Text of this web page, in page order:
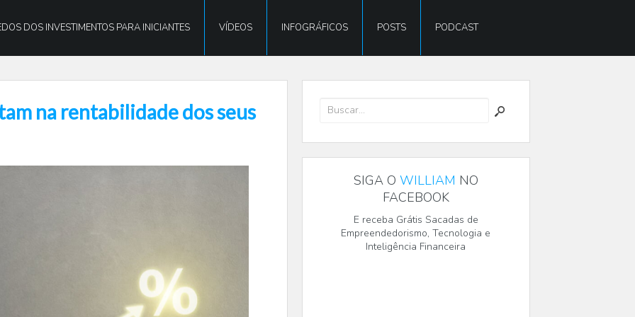
DOS INVESTIMENTOS PARA INICIANTES VÍDEOS INFOGRÁFICOS POSTS PODCAST
na rentabilidade dos seus
SIGA O WILLIAM NO
FACEBOOK
E receba Grátis Sacadas de
Empreendedorismo, Tecnologia e
Inteligência Financeira